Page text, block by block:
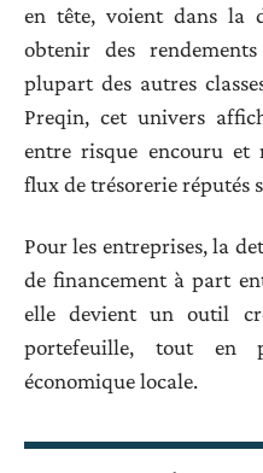
en tête, voient dans la
obtenir des
plupart des autres
Preqin, cet univers
entre risque encouru et
flux de trésorerie réputés
Pour les entreprises, la
de financement à part
elle devient un outil
portefeuille, tout en
économique locale.